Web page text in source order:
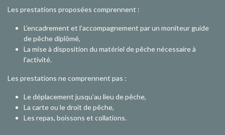
Les prestations proposées comprennent :
L’encadrement et l’accompagnement par un moniteur guide
de pêche diplômé,
La mise à disposition du matériel de pêche nécessaire à
l’activité.
Les prestations ne comprennent pas :
Le déplacement jusqu’au lieu de pêche,
La carte ou le droit de pêche,
Les repas, boissons et collations.